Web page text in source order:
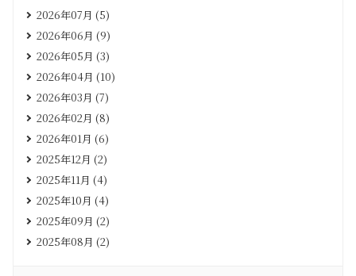
2026年07月 (5)
2026年06月 (9)
2026年05月 (3)
2026年04月 (10)
2026年03月 (7)
2026年02月 (8)
2026年01月 (6)
2025年12月 (2)
2025年11月 (4)
2025年10月 (4)
2025年09月 (2)
2025年08月 (2)